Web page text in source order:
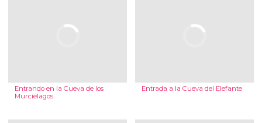
Entrando en la Cueva de los
Murciélagos
Entrada a la Cueva del Elefante